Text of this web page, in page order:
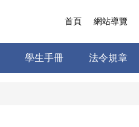
學生手冊 法令規章
首頁 網站導覽